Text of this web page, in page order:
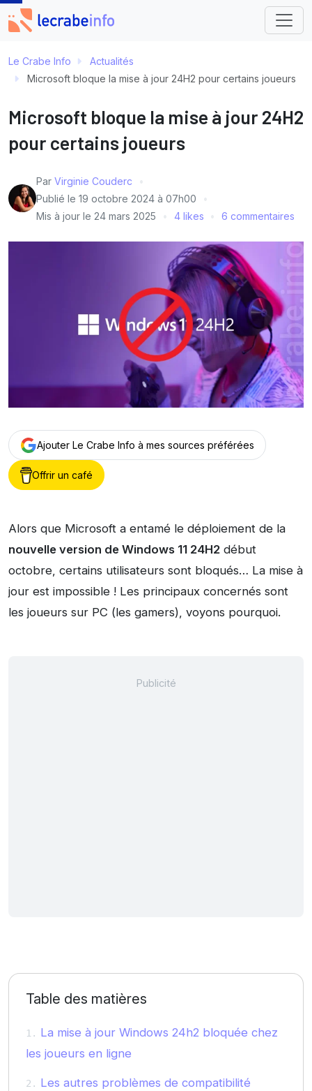
Le Crabe Info
Actualités
Microsoft bloque la mise à jour 24H2 pour certains joueurs
Microsoft bloque la mise à jour 24H2
pour certains joueurs
Par Virginie Couderc
Publié le 19 octobre 2024 à 07h00
Mis à jour le 24 mars 2025 4 likes 6 commentaires
Ajouter Le Crabe Info à mes sources préférées
Offrir un café
Alors que Microsoft a entamé le déploiement de la
nouvelle version de Windows 11 24H2 début
octobre, certains utilisateurs sont bloqués… La mise à
jour est impossible ! Les principaux concernés sont
les joueurs sur PC (les gamers), voyons pourquoi.
Table des matières
La mise à jour Windows 24h2 bloquée chez
les joueurs en ligne
Les autres problèmes de compatibilité